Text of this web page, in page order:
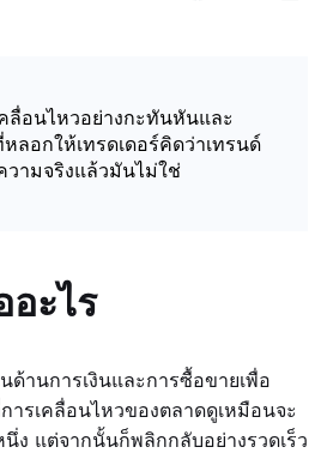
ลื่อนไหวอย่างกะทันหันและ
ลอกให้เทรดเดอร์คิดว่าเทรนด์
วามจริงแล้วมันไม่ใช่
ะไร
ด้านการเงินและการซื้อขายเพื่อ
รเคลื่อนไหวของตลาดดูเหมือนจะ
ง แต่จากนั้นก็พลิกกลับอย่างรวดเร็ว